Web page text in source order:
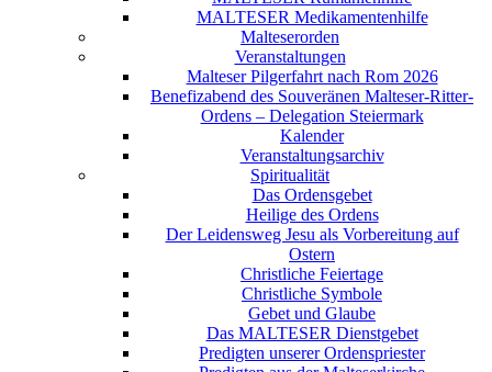
MALTESER Medikamentenhilfe
Malteserorden
Veranstaltungen
Malteser Pilgerfahrt nach Rom 2026
Benefizabend des Souveränen Malteser-Ritter-
Ordens – Delegation Steiermark
Kalender
Veranstaltungsarchiv
Spiritualität
Das Ordensgebet
Heilige des Ordens
Der Leidensweg Jesu als Vorbereitung auf
Ostern
Christliche Feiertage
Christliche Symbole
Gebet und Glaube
Das MALTESER Dienstgebet
Predigten unserer Ordenspriester